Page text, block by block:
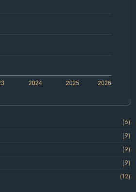
2024 2026
2025
(6)
(9)
(9)
(9)
(12)